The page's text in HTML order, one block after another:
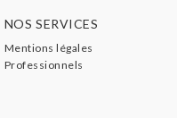
NOS SERVICES
Mentions légales
Professionnels